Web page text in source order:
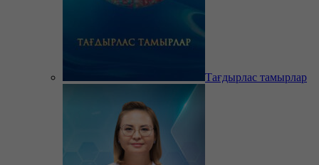
Тағдырлас тамырлар